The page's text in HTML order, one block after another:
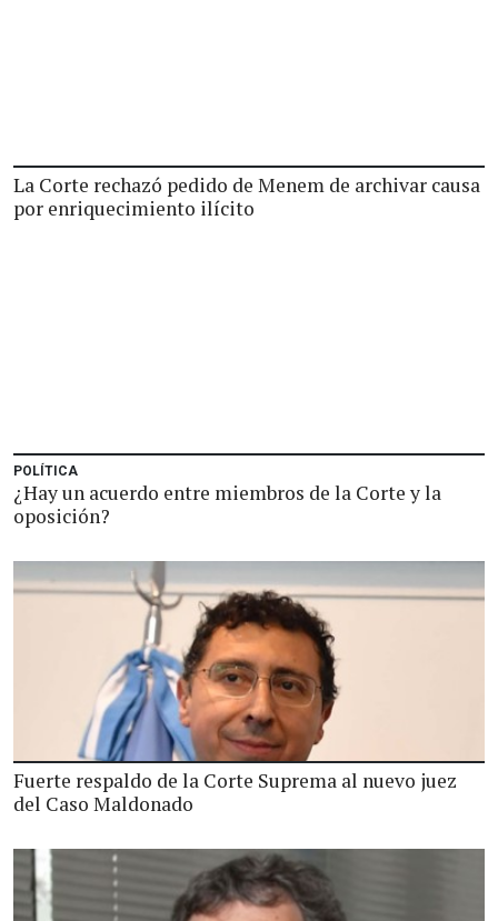
La Corte rechazó pedido de Menem de archivar causa
por enriquecimiento ilícito
POLÍTICA
¿Hay un acuerdo entre miembros de la Corte y la
oposición?
Fuerte respaldo de la Corte Suprema al nuevo juez
del Caso Maldonado